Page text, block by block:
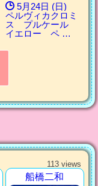
5月24日 (日)
ペルヴィカクロミ
ス プルケール
イエロー ペ …
113 views
船橋二和